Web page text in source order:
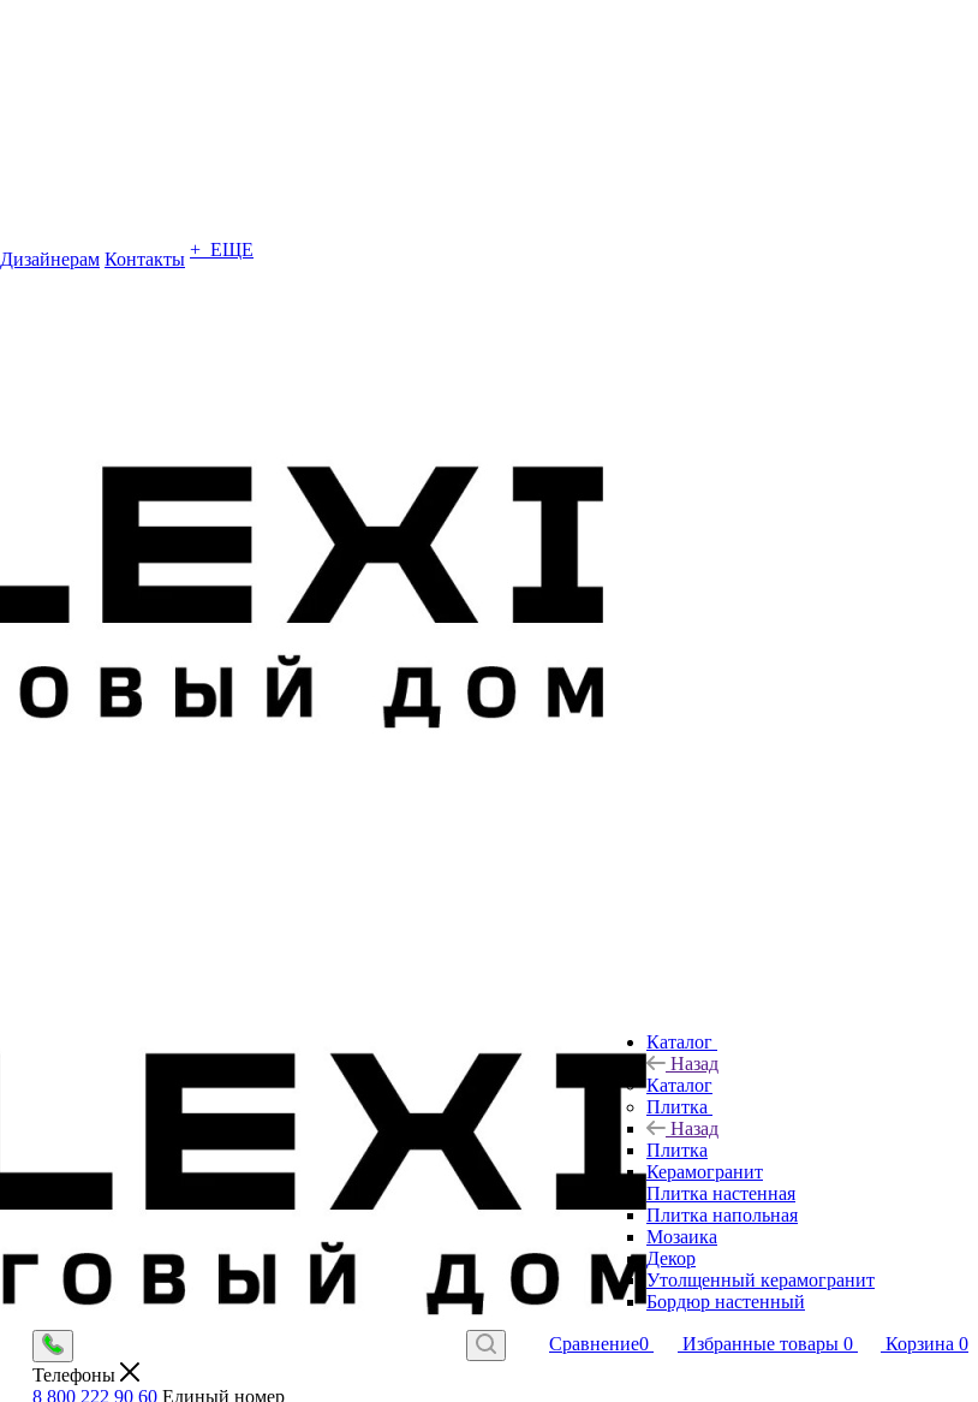
Дизайнерам Контакты + ЕЩЕ
Сравнение0 Избранные товары 0 Корзина 0
Телефоны
8 800 222 90 60 Единый номер
Каталог
Назад
Каталог
Плитка
Назад
Плитка
Керамогранит
Плитка настенная
Плитка напольная
Мозаика
Декор
Утолщенный керамогранит
Бордюр настенный